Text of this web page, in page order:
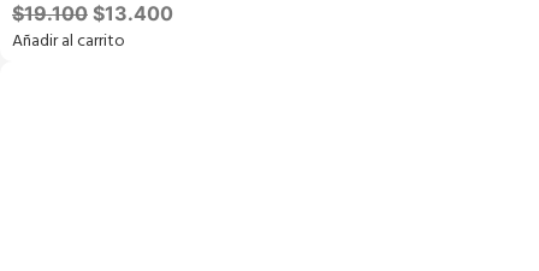
$19.100 $13.400
Añadir al carrito